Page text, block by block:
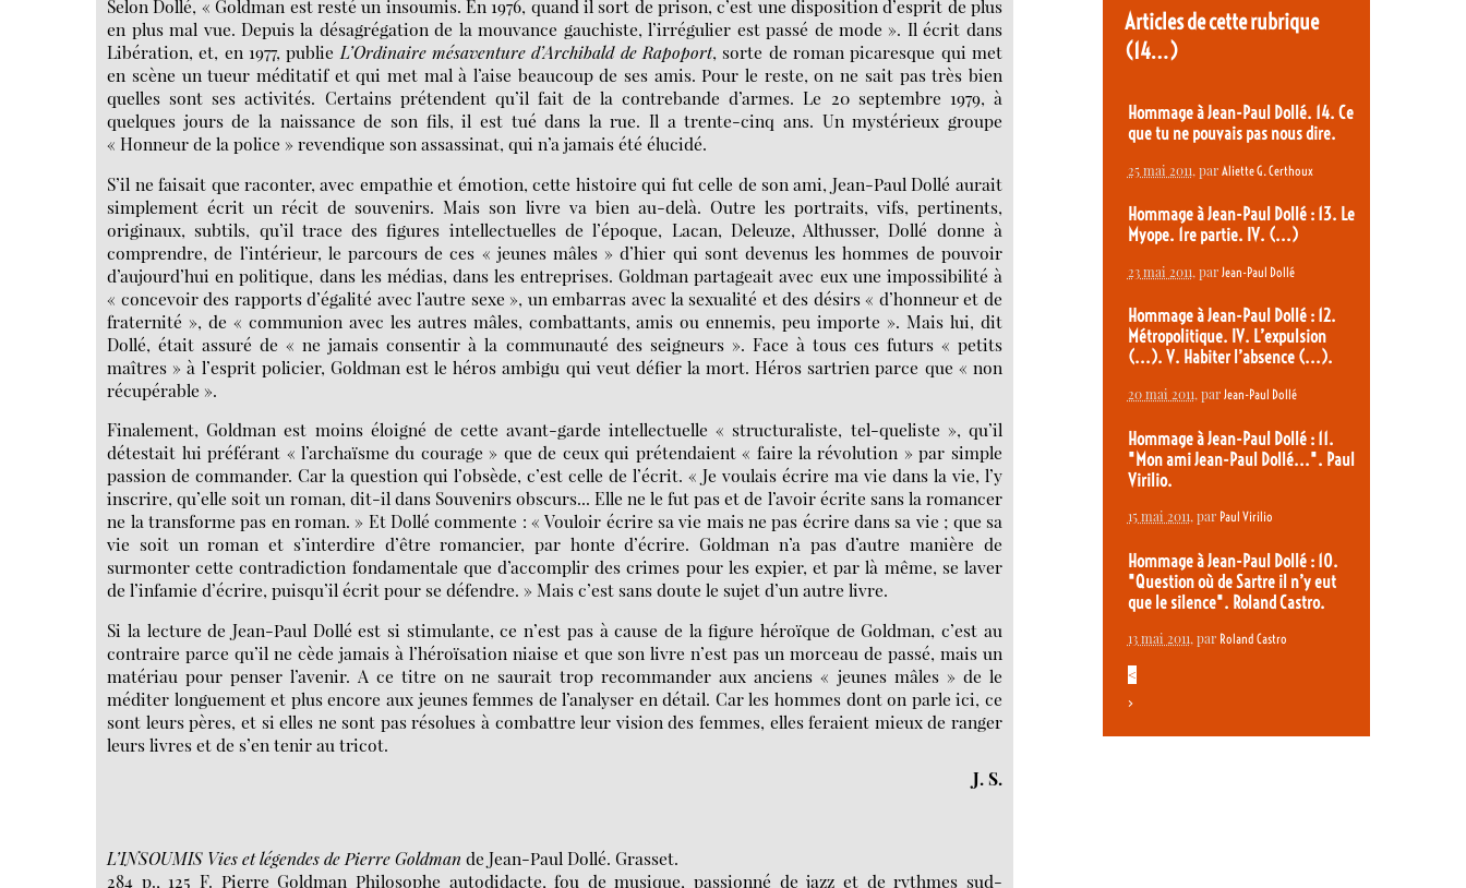
Selon Dollé, « Goldman est resté un insoumis. En 1976, quand il sort de prison, c’est une disposition d’esprit de plus
en plus mal vue. Depuis la désagrégation de la mouvance gauchiste, l’irrégulier est passé de mode ». Il écrit dans
Libération, et, en 1977, publie L’Ordinaire mésaventure d’Archibald de Rapoport, sorte de roman picaresque qui met
en scène un tueur méditatif et qui met mal à l’aise beaucoup de ses amis. Pour le reste, on ne sait pas très bien
quelles sont ses activités. Certains prétendent qu’il fait de la contrebande d’armes. Le 20 septembre 1979, à
quelques jours de la naissance de son fils, il est tué dans la rue. Il a trente-cinq ans. Un mystérieux groupe
« Honneur de la police » revendique son assassinat, qui n’a jamais été élucidé.
S’il ne faisait que raconter, avec empathie et émotion, cette histoire qui fut celle de son ami, Jean-Paul Dollé aurait
simplement écrit un récit de souvenirs. Mais son livre va bien au-delà. Outre les portraits, vifs, pertinents,
originaux, subtils, qu’il trace des figures intellectuelles de l’époque, Lacan, Deleuze, Althusser, Dollé donne à
comprendre, de l’intérieur, le parcours de ces « jeunes mâles » d’hier qui sont devenus les hommes de pouvoir
d’aujourd’hui en politique, dans les médias, dans les entreprises. Goldman partageait avec eux une impossibilité à
« concevoir des rapports d’égalité avec l’autre sexe », un embarras avec la sexualité et des désirs « d’honneur et de
fraternité », de « communion avec les autres mâles, combattants, amis ou ennemis, peu importe ». Mais lui, dit
Dollé, était assuré de « ne jamais consentir à la communauté des seigneurs ». Face à tous ces futurs « petits
maîtres » à l’esprit policier, Goldman est le héros ambigu qui veut défier la mort. Héros sartrien parce que « non
récupérable ».
Finalement, Goldman est moins éloigné de cette avant-garde intellectuelle « structuraliste, tel-queliste », qu’il
détestait lui préférant « l’archaïsme du courage » que de ceux qui prétendaient « faire la révolution » par simple
passion de commander. Car la question qui l’obsède, c’est celle de l’écrit. « Je voulais écrire ma vie dans la vie, l’y
inscrire, qu’elle soit un roman, dit-il dans Souvenirs obscurs... Elle ne le fut pas et de l’avoir écrite sans la romancer
ne la transforme pas en roman. » Et Dollé commente : « Vouloir écrire sa vie mais ne pas écrire dans sa vie ; que sa
vie soit un roman et s’interdire d’être romancier, par honte d’écrire. Goldman n’a pas d’autre manière de
surmonter cette contradiction fondamentale que d’accomplir des crimes pour les expier, et par là même, se laver
de l’infamie d’écrire, puisqu’il écrit pour se défendre. » Mais c’est sans doute le sujet d’un autre livre.
Si la lecture de Jean-Paul Dollé est si stimulante, ce n’est pas à cause de la figure héroïque de Goldman, c’est au
contraire parce qu’il ne cède jamais à l’héroïsation niaise et que son livre n’est pas un morceau de passé, mais un
matériau pour penser l’avenir. A ce titre on ne saurait trop recommander aux anciens « jeunes mâles » de le
méditer longuement et plus encore aux jeunes femmes de l’analyser en détail. Car les hommes dont on parle ici, ce
sont leurs pères, et si elles ne sont pas résolues à combattre leur vision des femmes, elles feraient mieux de ranger
leurs livres et de s’en tenir au tricot.
J. S.
L’INSOUMIS Vies et légendes de Pierre Goldman de Jean-Paul Dollé. Grasset.
284 p., 125 F. Pierre Goldman Philosophe autodidacte, fou de musique, passionné de jazz et de rythmes sud-
Articles de cette rubrique
(14…)
Hommage à Jean-Paul Dollé. 14. Ce
que tu ne pouvais pas nous dire.
25 mai 2011, par Aliette G. Certhoux
Hommage à Jean-Paul Dollé : 13. Le
Myope. 1re partie. IV. (...)
23 mai 2011, par Jean-Paul Dollé
Hommage à Jean-Paul Dollé : 12.
Métropolitique. IV. L’expulsion
(...). V. Habiter l’absence (...).
20 mai 2011, par Jean-Paul Dollé
Hommage à Jean-Paul Dollé : 11.
"Mon ami Jean-Paul Dollé...". Paul
Virilio.
15 mai 2011, par Paul Virilio
Hommage à Jean-Paul Dollé : 10.
"Question où de Sartre il n’y eut
que le silence". Roland Castro.
13 mai 2011, par Roland Castro
<
>